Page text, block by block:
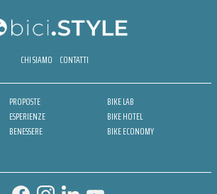
CHI SIAMO CONTATTI
PROPOSTE
ESPERIENZE
BENESSERE
BIKE LAB
BIKE HOTEL
BIKE ECONOMY